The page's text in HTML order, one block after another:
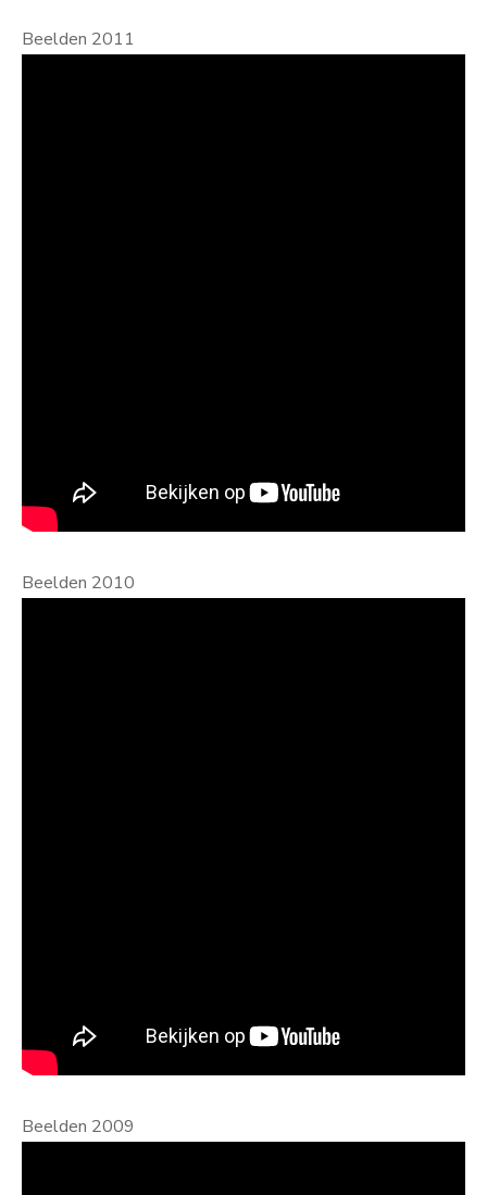
Beelden 2011
Beelden 2010
Beelden 2009